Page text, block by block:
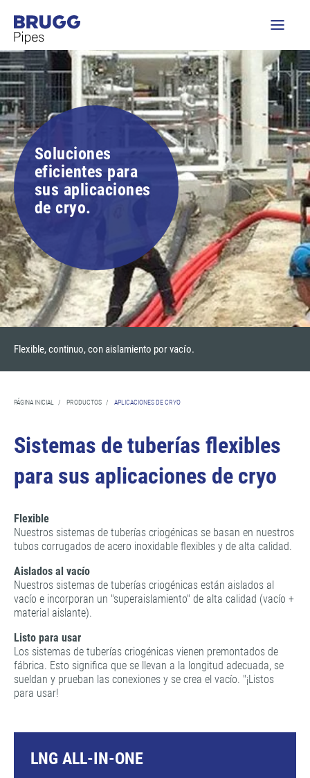
Soluciones
eficientes para
sus aplicaciones
de cryo.
Flexible, continuo, con aislamiento por vacío.
PÁGINA INICIAL / PRODUCTOS / APLICACIONES DE CRYO
Sistemas de tuberías flexibles
para sus aplicaciones de cryo
Flexible
Nuestros sistemas de tuberías criogénicas se basan en nuestros
tubos corrugados de acero inoxidable flexibles y de alta calidad.
Aislados al vacío
Nuestros sistemas de tuberías criogénicas están aislados al
vacío e incorporan un "superaislamiento" de alta calidad (vacío +
material aislante).
Listo para usar
Los sistemas de tuberías criogénicas vienen premontados de
fábrica. Esto significa que se llevan a la longitud adecuada, se
sueldan y prueban las conexiones y se crea el vacío. "¡Listos
para usar!
LNG ALL-IN-ONE